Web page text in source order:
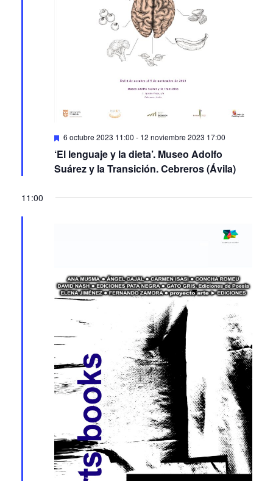
Featured
6 octubre 2023 11:00-12 noviembre 2023 17:00
‘El lenguaje y la dieta’. Museo Adolfo
11:00